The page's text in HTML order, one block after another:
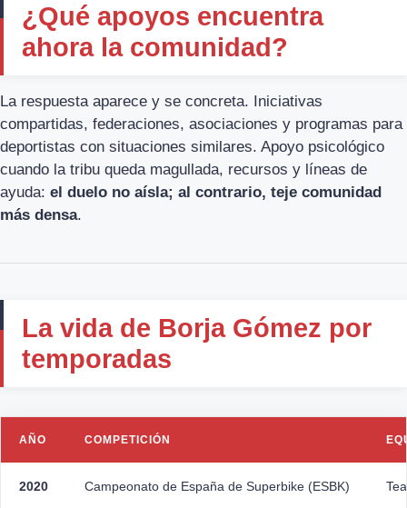
¿Qué apoyos encuentra
ahora la comunidad?
La respuesta aparece y se concreta. Iniciativas
compartidas, federaciones, asociaciones y programas para
deportistas con situaciones similares. Apoyo psicológico
cuando la tribu queda magullada, recursos y líneas de
ayuda: el duelo no aísla; al contrario, teje comunidad
más densa.
La vida de Borja Gómez por
temporadas
AÑO COMPETICIÓN
2020 Campeonato de España de Superbike (ESBK)